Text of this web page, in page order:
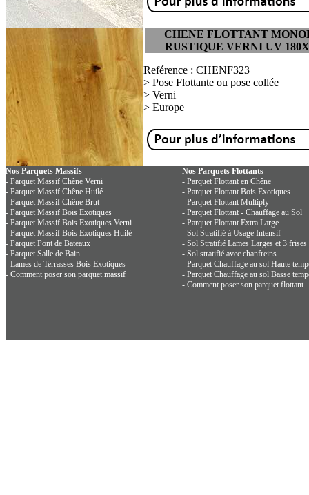
CHENE FLOTTANT
RUSTIQUE VERNI UV
Reférence : CHENF323
> Pose Flottante ou pose collée
> Verni
> Europe
Nos Parquets Massifs
- Parquet Massif Chêne Verni
- Parquet Massif Chêne Huilé
- Parquet Massif Chêne Brut
- Parquet Massif Bois Exotiques
- Parquet Massif Bois Exotiques Verni
- Parquet Massif Bois Exotiques Huilé
- Parquet Pont de Bateaux
- Parquet Salle de Bain
- Lames de Terrasses Bois Exotiques
- Comment poser son parquet massif
Nos Parquets Flottants
- Parquet Flottant en Chêne
- Parquet Flottant Bois Exotiques
- Parquet Flottant Multiply
- Parquet Flottant - Chauffage au Sol
- Parquet Flottant Extra Large
- Sol Stratifié à Usage Intensif
- Sol Stratifié Lames Larges et 3 frises
- Sol stratifié avec chanfreins
- Parquet Chauffage au sol Haute
- Parquet Chauffage au sol Basse
- Comment poser son parquet flottant